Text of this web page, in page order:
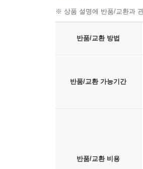
※ 상품 설명에 반품/교환과
반품/교환 방법
반품/교환 가능기간
반품/교환 비용